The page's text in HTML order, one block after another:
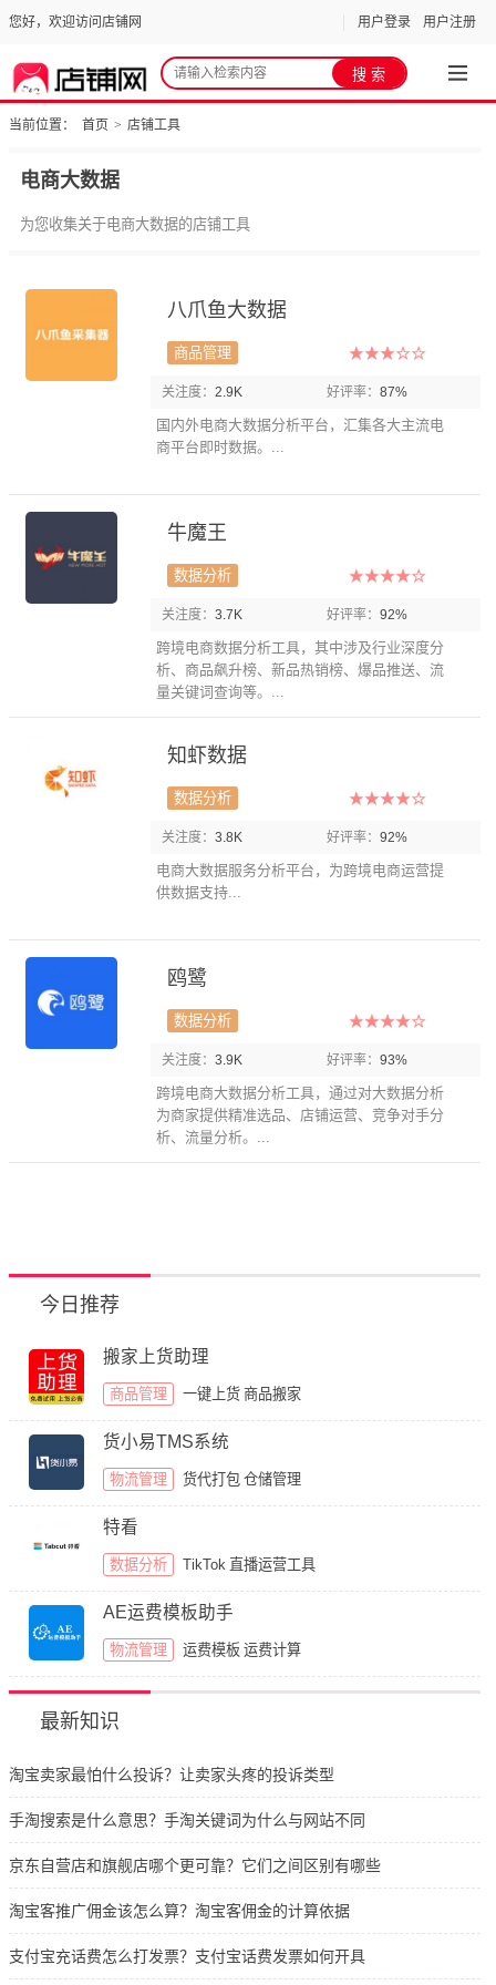
您好，欢迎访问店铺网 用户登录 用户注册
当前位置： 首页 > 店铺工具
电商大数据
为您收集关于电商大数据的店铺工具
八爪鱼大数据
商品管理
关注度： 2.9K 好评率： 87%
国内外电商大数据分析平台，汇集各大主流电
商平台即时数据。...
牛魔王
数据分析
关注度： 3.7K 好评率： 92%
跨境电商数据分析工具，其中涉及行业深度分
析、商品飙升榜、新品热销榜、爆品推送、流
量关键词查询等。...
知虾数据
数据分析
关注度： 3.8K 好评率： 92%
电商大数据服务分析平台，为跨境电商运营提
供数据支持...
鸥鹭
数据分析
关注度： 3.9K 好评率： 93%
跨境电商大数据分析工具，通过对大数据分析
为商家提供精准选品、店铺运营、竞争对手分
析、流量分析。...
今日推荐
搬家上货助理
商品管理 一键上货 商品搬家
货小易TMS系统
物流管理 货代打包 仓储管理
特看
数据分析 TikTok 直播运营工具
AE运费模板助手
物流管理 运费模板 运费计算
最新知识
淘宝卖家最怕什么投诉？让卖家头疼的投诉类型
手淘搜索是什么意思？手淘关键词为什么与网站不同
京东自营店和旗舰店哪个更可靠？它们之间区别有哪些
淘宝客推广佣金该怎么算？淘宝客佣金的计算依据
支付宝充话费怎么打发票？支付宝话费发票如何开具